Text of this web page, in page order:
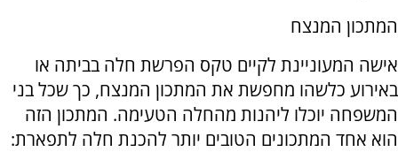
המתכון המנצח
אישה המעוניינת לקיים טקס הפרשת חלה בביתה או
באירוע כלשהו מחפשת את המתכון המנצח, כך שכל בני
המשפחה יוכלו ליהנות מהחלה הטעימה. המתכון הזה
הוא אחד המתכונים הטובים יותר להכנת חלה לתפארת: